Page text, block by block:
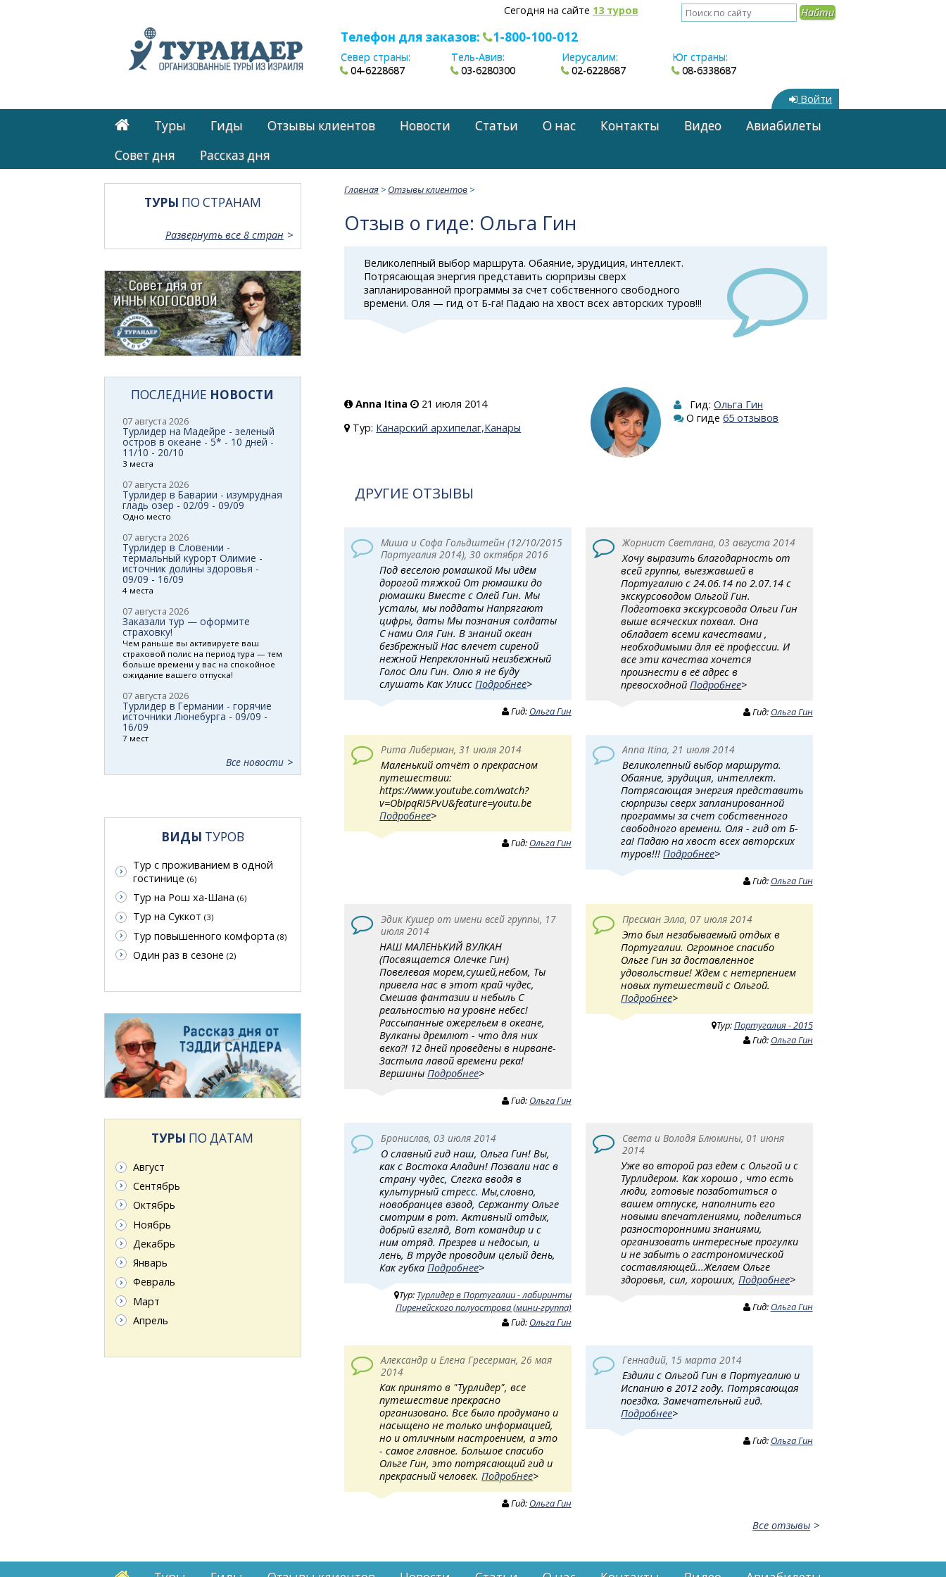
Сегодня на сайте 13 туров
Телефон для заказов: 1-800-100-012
Север страны:
04-6228687
Тель-Авив:
03-6280300
Иерусалим:
02-6228687
Юг страны:
08-6338687
Войти
Туры Гиды Отзывы клиентов Новости Статьи О нас Контакты Видео
Авиабилеты
Cовет дня
Рассказ дня
Главная > Отзывы клиентов >
Отзыв о гиде: Ольга Гин
Великолепный выбор маршрута. Обаяние, эрудиция, интеллект.
Потрясающая энергия представить сюрпризы сверх
запланированной программы за счет собственного свободного
времени. Оля — гид от Б-га! Падаю на хвост всех авторских туров!!!
Anna Itina
21 июля 2014
Тур: Канарский архипелаг,Канары
Гид:Ольга Гин
О гиде65 отзывов
ДРУГИЕ ОТЗЫВЫ
Миша и Софа Гольдштейн (12/10/2015
Португалия 2014), 30 октября 2016
Под веселою ромашкой Мы идём
дорогой тяжкой От рюмашки до
рюмашки Вместе с Олей Гин. Мы
усталы, мы поддаты Напрягают
цифры, даты Мы познания солдаты
С нами Оля Гин. В знаний океан
безбрежный Нас влечет сиреной
нежной Непреклонный неизбежный
Голос Оли Гин. Олю я не буду
слушать Как УлиссПодробнее>
Гид: Ольга Гин
Жорнист Светлана, 03 августа 2014
Хочу выразить благодарность от
всей группы, выезжавшей в
Португалию с 24.06.14 по 2.07.14 с
экскурсоводом Ольгой Гин.
Подготовка экскурсовода Ольги Гин
выше всяческих похвал. Она
обладает всеми качествами ,
необходимыми для её профессии. И
все эти качества хочется
произнести в её адрес в
превосходнойПодробнее>
Гид: Ольга Гин
Рита Либерман, 31 июля 2014
Маленький отчёт о прекрасном
путешествии:
https://www.youtube.com/watch?
v=ObIpqRI5PvU&feature=youtu.be
Подробнее>
Гид: Ольга Гин
Anna Itina, 21 июля 2014
Великолепный выбор маршрута.
Обаяние, эрудиция, интеллект.
Потрясающая энергия представить
сюрпризы сверх запланированной
программы за счет собственного
свободного времени. Оля - гид от Б-
га! Падаю на хвост всех авторских
туров!!!Подробнее>
Гид: Ольга Гин
Эдик Кушер от имени всей группы, 17
июля 2014
НАШ МАЛЕНЬКИЙ ВУЛКАН
(Посвящается Олечке Гин)
Повелевая морем,сушей,небом, Ты
привела нас в этот край чудес,
Смешав фантазии и небыль С
реальностью на уровне небес!
Рассыпанные ожерельем в океане,
Вулканы дремлют - что для них
века?! 12 дней проведены в нирване-
Застыла лавой времени река!
Вершины Подробнее>
Гид: Ольга Гин
Пресман Элла, 07 июля 2014
Это был незабываемый отдых в
Португалии. Огромное спасибо
Ольге Гин за доставленное
удовольствие! Ждем с нетерпением
новых путешествий с Ольгой.
Подробнее>
Тур:Португалия - 2015
Гид: Ольга Гин
Бронислав, 03 июля 2014
О славный гид наш, Ольга Гин! Вы,
как с Востока Аладин! Позвали нас в
страну чудес, Слегка вводя в
культурный стресс. Мы,словно,
новобранцев взвод, Сержанту Ольге
смотрим в рот. Активный отдых,
добрый взгляд, Вот командир и с
ним отряд. Презрев и недосып, и
лень, В труде проводим целый день,
Как губкаПодробнее>
Тур: Турлидер в Португалии - лабиринты
Пиренейского полуострова (мини-группа)
Гид: Ольга Гин
Света и Володя Блюмины, 01 июня
2014
Уже во второй раз едем с Ольгой и с
Турлидером. Как хорошо , что есть
люди, готовые позаботиться о
вашем отпуске, наполнить его
новыми впечатлениями, поделиться
разносторонними знаниями,
организовать интересные прогулки
и не забыть о гастрономической
составляющей...Желаем Ольге
здоровья, сил, хороших,Подробнее>
Гид: Ольга Гин
Александр и Елена Гресерман, 26 мая
2014
Как принято в "Турлидер", все
путешествие прекрасно
организовано. Все было продумано и
насыщено не только информацией,
но и отличным настроением, а это
- самое главное. Большое спасибо
Ольге Гин, это потрясающий гид и
прекрасный человек.Подробнее>
Гид: Ольга Гин
Геннадий, 15 марта 2014
Ездили с Ольгой Гин в Португалию и
Испанию в 2012 году. Потрясающая
поездка. Замечательный гид.
Подробнее>
Гид: Ольга Гин
Все отзывы
ТУРЫ ПО СТРАНАМ
Развернуть все 8 стран
ПОСЛЕДНИЕ НОВОСТИ
07 августа 2026
Турлидер на Мадейре - зеленый
остров в океане - 5* - 10 дней -
11/10 - 20/10
3 места
07 августа 2026
Турлидер в Баварии - изумрудная
гладь озер - 02/09 - 09/09
Одно место
07 августа 2026
Турлидер в Словении -
термальный курорт Олимие -
источник долины здоровья -
09/09 - 16/09
4 места
07 августа 2026
Заказали тур — оформите
страховку!
Чем раньше вы активируете ваш
страховой полис на период тура — тем
больше времени у вас на спокойное
ожидание вашего отпуска!
07 августа 2026
Турлидер в Германии - горячие
источники Люнебурга - 09/09 -
16/09
7 мест
Все новости
ВИДЫ ТУРОВ
Тур с проживанием в одной
гостинице (6)
Тур на Рош ха-Шана (6)
Тур на Суккот (3)
Тур повышенного комфорта (8)
Один раз в сезоне (2)
ТУРЫ ПО ДАТАМ
Август
Сентябрь
Октябрь
Ноябрь
Декабрь
Январь
Февраль
Март
Апрель